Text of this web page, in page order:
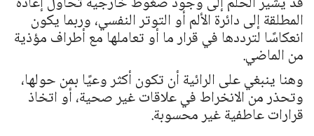
المطلقة إلى دائرة الألم أو التوتر النفسي، وربما يكون
انعكاسًا لترددها في قرار ما أو تعاملها مع أطراف مؤذية
من الماضي.
وهنا ينبغي على الرائية أن تكون أكثر وعيًا بمن حولها،
وتحذر من الانخراط في علاقات غير صحية، أو اتخاذ
قرارات عاطفية غير محسوبة.